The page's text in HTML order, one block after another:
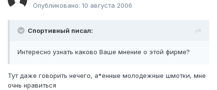
Опубликовано: 10 августа 2006
Спортивный писал:
Интересно узнать каково Ваше мнение о этой фирме?
Тут даже говорить нечего, а*енные молодежные шмотки, мне
очнь нравиться